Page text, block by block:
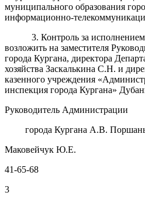
муниципального образования
информационно-
3. Контроль за
возложить на заместителя
города Кургана, директора
хозяйства Заскалькина С.Н. и
казенного учреждения
инспекция города Кургана»
Руководитель Администрации
города Кургана А.В.
Маковейчук Ю.Е.
41-65-68
3